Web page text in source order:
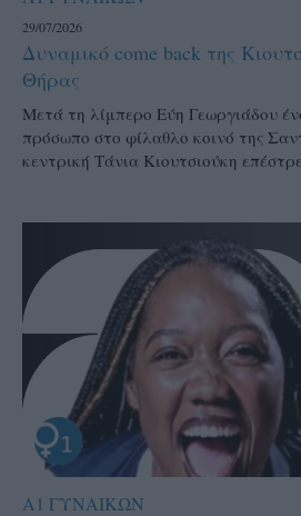
29/07/2026
Δυναμικό come back της
Θήρας
Μετά τη λίμπερο Εύη Γεωργιάδου
πρόσωπο στο φίλαθλο κοινό της
κεντρική Τάνια Κιουτσιούκη
Α1 ΓΥΝΑΙΚΩΝ